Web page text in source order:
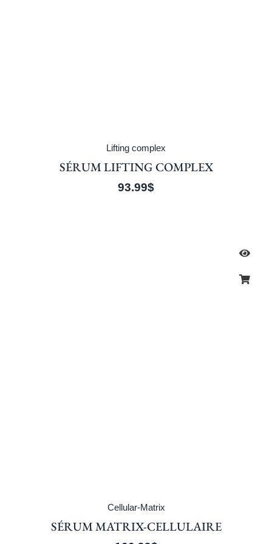
Lifting complex
SÉRUM LIFTING COMPLEX
93.99$
Cellular-Matrix
SÉRUM MATRIX-CELLULAIRE